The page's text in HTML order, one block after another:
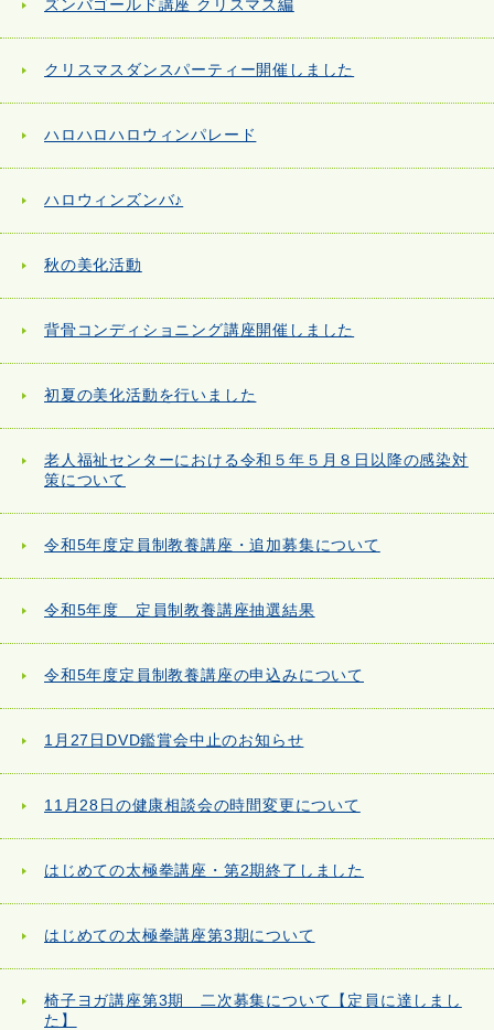
ズンバゴールド講座 クリスマス編
クリスマスダンスパーティー開催しました
ハロハロハロウィンパレード
ハロウィンズンバ♪
秋の美化活動
背骨コンディショニング講座開催しました
初夏の美化活動を行いました
老人福祉センターにおける令和５年５月８日以降の感染対
策について
令和5年度定員制教養講座・追加募集について
令和5年度 定員制教養講座抽選結果
令和5年度定員制教養講座の申込みについて
1月27日DVD鑑賞会中止のお知らせ
11月28日の健康相談会の時間変更について
はじめての太極拳講座・第2期終了しました
はじめての太極拳講座第3期について
椅子ヨガ講座第3期 二次募集について【定員に達しまし
た】